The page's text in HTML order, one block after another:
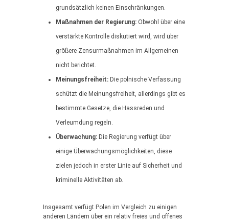
grundsätzlich keinen Einschränkungen.
Maßnahmen der Regierung: Obwohl über eine
verstärkte Kontrolle diskutiert wird, wird über
größere Zensurmaßnahmen im Allgemeinen
nicht berichtet.
Meinungsfreiheit: Die polnische Verfassung
schützt die Meinungsfreiheit, allerdings gibt es
bestimmte Gesetze, die Hassreden und
Verleumdung regeln.
Überwachung: Die Regierung verfügt über
einige Überwachungsmöglichkeiten, diese
zielen jedoch in erster Linie auf Sicherheit und
kriminelle Aktivitäten ab.
Insgesamt verfügt Polen im Vergleich zu einigen
anderen Ländern über ein relativ freies und offenes